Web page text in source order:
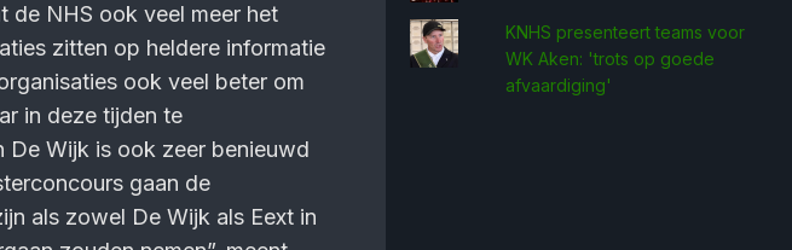
de NHS ook veel meer het
zitten op heldere informatie
ook veel beter om
in deze tijden te
De Wijk is ook zeer benieuwd
gaan de
als zowel De Wijk als Eext in
KNHS presenteert teams voor
WK Aken: 'trots op goede
afvaardiging'